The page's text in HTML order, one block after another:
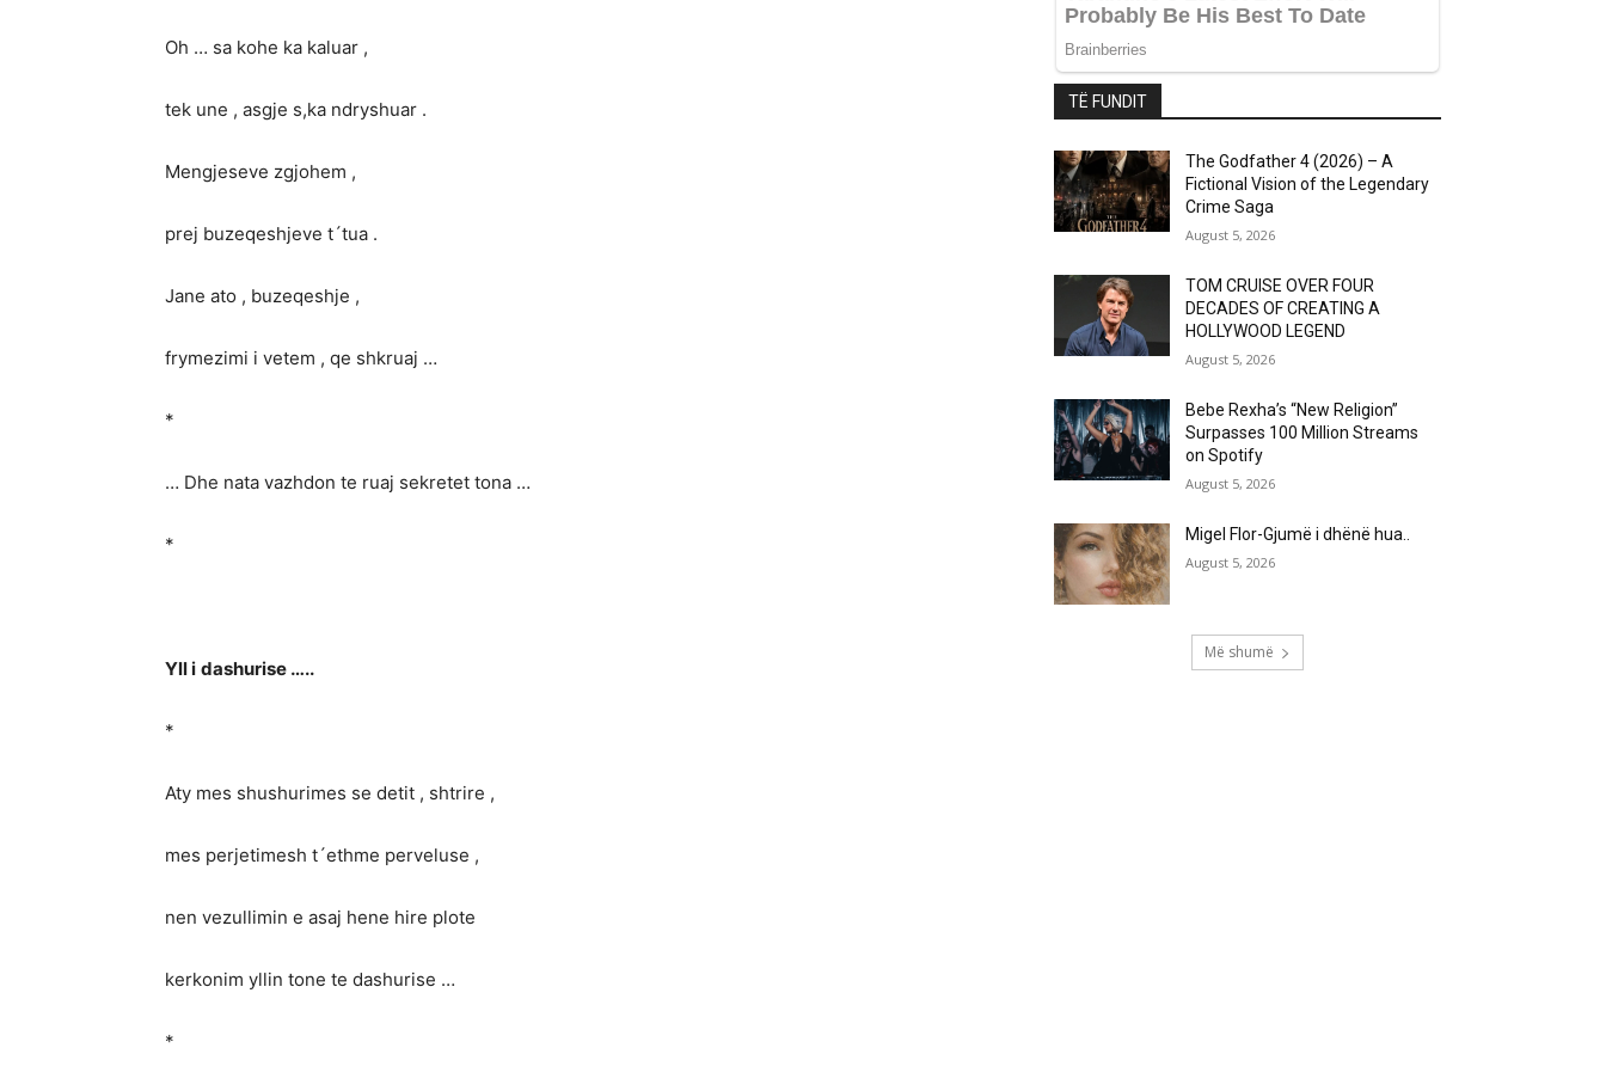
Oh … sa kohe ka kaluar ,
tek une , asgje s,ka ndryshuar .
Mengjeseve zgjohem ,
prej buzeqeshjeve t´tua .
Jane ato , buzeqeshje ,
frymezimi i vetem , qe shkruaj …
*
… Dhe nata vazhdon te ruaj sekretet tona …
*
Yll i dashurise …..
*
Aty mes shushurimes se detit , shtrire ,
mes perjetimesh t´ethme perveluse ,
nen vezullimin e asaj hene hire plote
kerkonim yllin tone te dashurise …
*
TË FUNDIT
The Godfather 4 (2026) – A
Fictional Vision of the Legendary
Crime Saga
August 5, 2026
TOM CRUISE OVER FOUR
DECADES OF CREATING A
HOLLYWOOD LEGEND
August 5, 2026
Bebe Rexha’s “New Religion”
Surpasses 100 Million Streams
on Spotify
August 5, 2026
Migel Flor-Gjumë i dhënë hua..
August 5, 2026
Më shumë